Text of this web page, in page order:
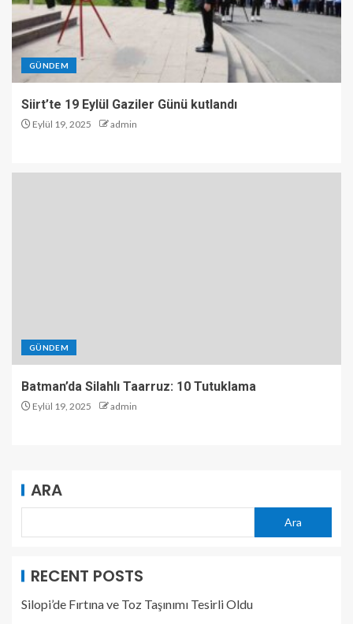
GÜNDEM
Siirt’te 19 Eylül Gaziler Günü kutlandı
Eylül 19, 2025 admin
GÜNDEM
Batman’da Silahlı Taarruz: 10 Tutuklama
Eylül 19, 2025 admin
ARA
Ara
RECENT POSTS
Silopi’de Fırtına ve Toz Taşınımı Tesirli Oldu